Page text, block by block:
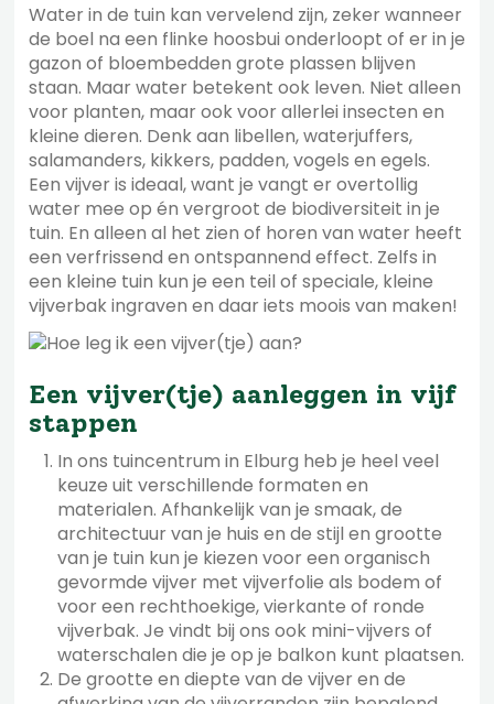
Water in de tuin kan vervelend zijn, zeker wanneer
de boel na een flinke hoosbui onderloopt of er in je
gazon of bloembedden grote plassen blijven
staan. Maar water betekent ook leven. Niet alleen
voor planten, maar ook voor allerlei insecten en
kleine dieren. Denk aan libellen, waterjuffers,
salamanders, kikkers, padden, vogels en egels.
Een vijver is ideaal, want je vangt er overtollig
water mee op én vergroot de biodiversiteit in je
tuin. En alleen al het zien of horen van water heeft
een verfrissend en ontspannend effect. Zelfs in
een kleine tuin kun je een teil of speciale, kleine
vijverbak ingraven en daar iets moois van maken!
Een vijver(tje) aanleggen in vijf
stappen
In ons tuincentrum in Elburg heb je heel veel
keuze uit verschillende formaten en
materialen. Afhankelijk van je smaak, de
architectuur van je huis en de stijl en grootte
van je tuin kun je kiezen voor een organisch
gevormde vijver met vijverfolie als bodem of
voor een rechthoekige, vierkante of ronde
vijverbak. Je vindt bij ons ook mini-vijvers of
waterschalen die je op je balkon kunt plaatsen.
De grootte en diepte van de vijver en de